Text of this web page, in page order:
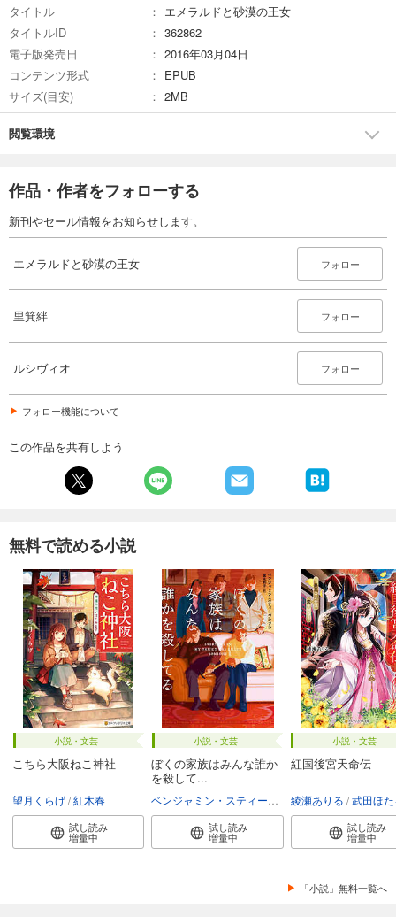
タイトル
エメラルドと砂漠の王女
タイトルID
362862
電子版発売日
2016年03月04日
コンテンツ形式
EPUB
サイズ(目安)
2MB
閲覧環境
作品・作者をフォローする
新刊やセール情報をお知らせします。
エメラルドと砂漠の王女 フォロー
里箕絆 フォロー
ルシヴィオ フォロー
フォロー機能について
この作品を共有しよう
無料で読める小説
小説・文芸
こちら大阪ねこ神社
望月くらげ 紅木春
試し読み
増量中
小説・文芸
ぼくの家族はみんな誰か
を殺して...
富永和子
試し読み
増量中
小説・文芸
紅国後宮天命伝
綾瀬ありる 武田ほ
試し読み
増量中
「小説」無料一覧へ